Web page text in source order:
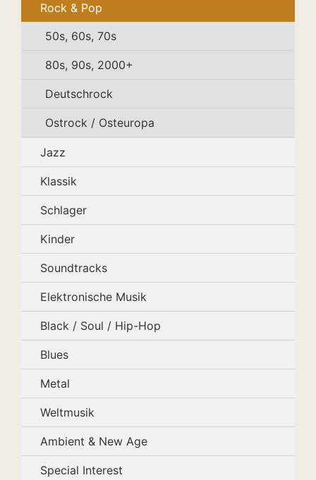
Rock & Pop
50s, 60s, 70s
80s, 90s, 2000+
Deutschrock
Ostrock / Osteuropa
Jazz
Klassik
Schlager
Kinder
Soundtracks
Elektronische Musik
Black / Soul / Hip-Hop
Blues
Metal
Weltmusik
Ambient & New Age
Special Interest